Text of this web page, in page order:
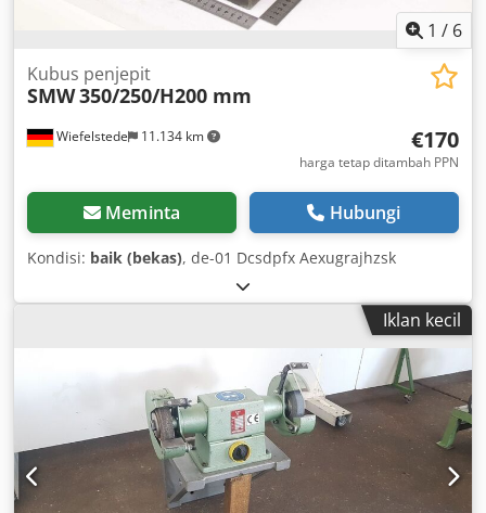
1 / 6
Wiefelstede 11.134 km
Kubus penjepit
SMW350/250/H200 mm
€170
harga tetap ditambah PPN
Meminta Hubungi
Kondisi: baik (bekas), de-01 Dcsdpfx Aexugrajhzsk
Iklan kecil